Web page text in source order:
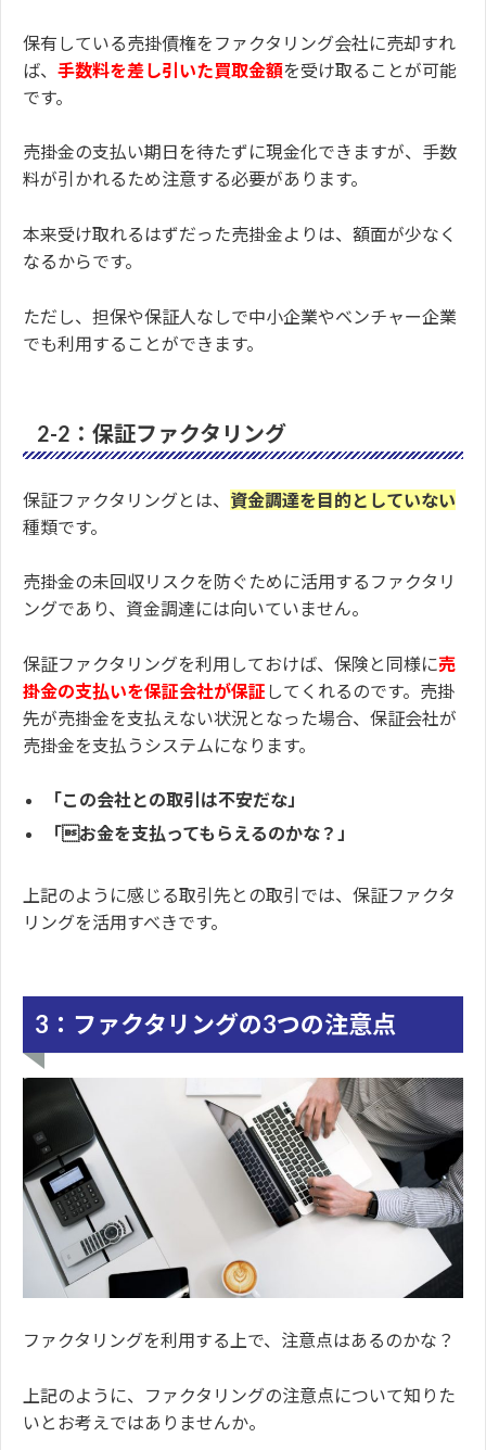
保有している売掛債権をファクタリング会社に売却すれ
ば、 手数料を差し引いた買取金額を受け取ることが可能
です。
売掛金の支払い期日を待たずに現金化できますが、手数
料が引かれるため注意する必要があります。
本来受け取れるはずだった売掛金よりは、額面が少なく
なるからです。
ただし、担保や保証人なしで中小企業やベンチャー企業
でも利用することができます。
2-2：保証ファクタリング
保証ファクタリングとは、 資金調達を目的としていない
種類です。
売掛金の未回収リスクを防ぐために活用するファクタリ
ングであり、資金調達には向いていません。
保証ファクタリングを利用しておけば、保険と同様に売
掛金の支払いを保証会社が保証 してくれるのです。売掛
先が売掛金を支払えない状況となった場合、保証会社が
売掛金を支払うシステムになります。
「この会社との取引は不安だな」
「お金を支払ってもらえるのかな？」
上記のように感じる取引先との取引では、保証ファクタ
リングを活用すべきです。
3：ファクタリングの3つの注意点
ファクタリングを利用する上で、注意点はあるのかな？
上記のように、ファクタリングの注意点について知りた
いとお考えではありませんか。